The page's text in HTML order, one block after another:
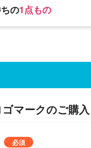
の1点もの
ゴマークのご購入